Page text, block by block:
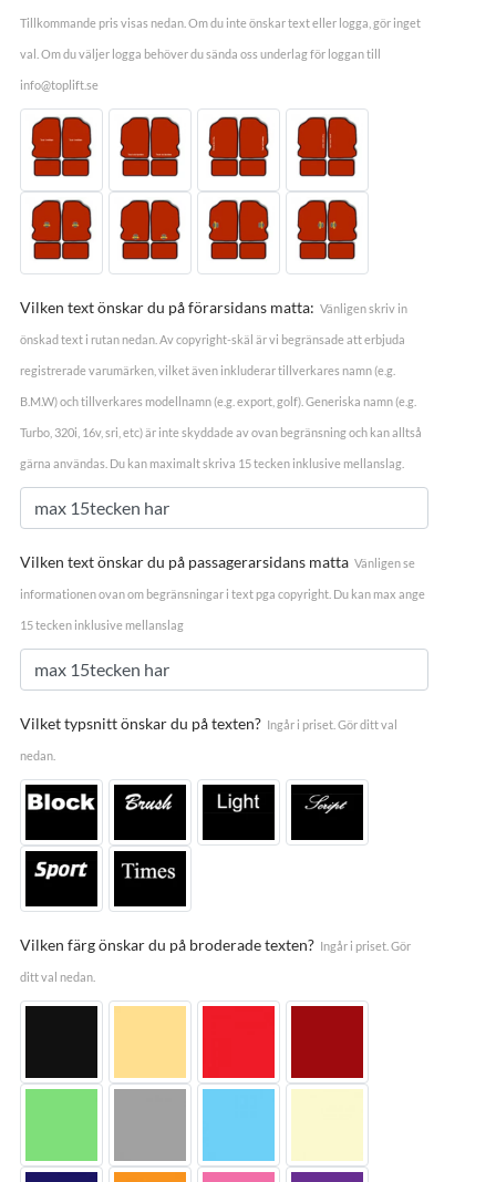
Tillkommande pris visas nedan. Om du inte önskar text eller logga, gör inget
val. Om du väljer logga behöver du sända oss underlag för loggan till
info@toplift.se
Vilken text önskar du på förarsidans matta: Vänligen skriv in
önskad text i rutan nedan. Av copyright-skäl är vi begränsade att erbjuda
registrerade varumärken, vilket även inkluderar tillverkares namn (e.g.
B.M.W) och tillverkares modellnamn (e.g. export, golf). Generiska namn (e.g.
Turbo, 320i, 16v, sri, etc) är inte skyddade av ovan begränsning och kan alltså
gärna användas. Du kan maximalt skriva 15 tecken inklusive mellanslag.
Vilken text önskar du på passagerarsidans matta Vänligen se
informationen ovan om begränsningar i text pga copyright. Du kan max ange
15 tecken inklusive mellanslag
Vilket typsnitt önskar du på texten? Ingår i priset. Gör ditt val
nedan.
Vilken färg önskar du på broderade texten? Ingår i priset. Gör
ditt val nedan.